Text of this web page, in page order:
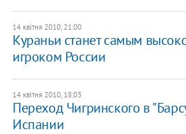
14 квітня 2010, 21:00
Кураньи станет самым
игроком России
14 квітня 2010, 18:03
Переход Чигринского в
Испании